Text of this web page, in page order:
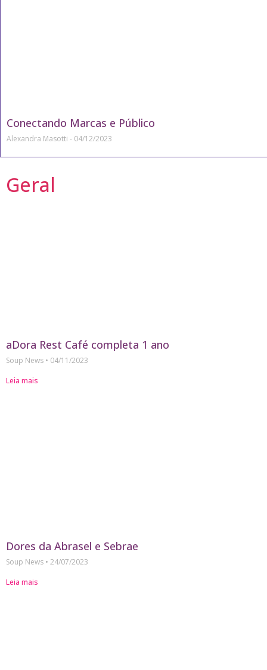
Conectando Marcas e Público
Alexandra Masotti 04/12/2023
Geral
aDora Rest Café completa 1 ano
Soup News
04/11/2023
Leia mais
Dores da Abrasel e Sebrae
Soup News
24/07/2023
Leia mais